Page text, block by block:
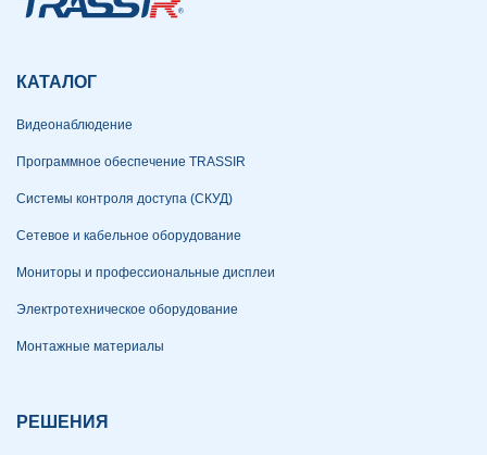
КАТАЛОГ
Видеонаблюдение
Программное обеспечение TRASSIR
Системы контроля доступа (СКУД)
Сетевое и кабельное оборудование
Мониторы и профессиональные дисплеи
Электротехническое оборудование
Монтажные материалы
РЕШЕНИЯ